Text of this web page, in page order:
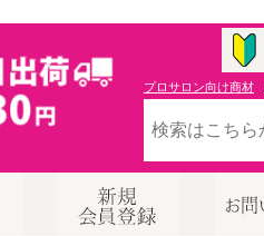
プロサロン向け商材